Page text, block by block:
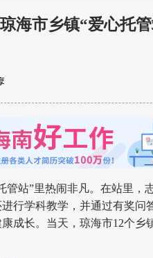
海市乡镇“爱心托
站”里热闹非凡。在站里，
行学科教学，并通过有奖问
成长。当天，琼海市12个乡